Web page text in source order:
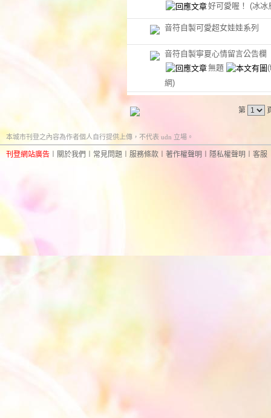
好可愛喔！ (冰冰
音符自製可愛超女娃娃系列
音符自製寧夏心情留言公告欄
無題
網)
第
本城市刊登之內容為作者個人自行提供上傳，不代表 udn 立場。
刊登網站廣告 關於我們 常見問題 服務條款 著作權聲明 隱私權聲明 客服